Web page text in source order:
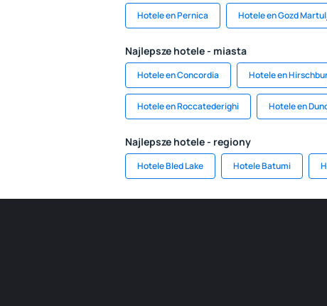
Hotele en Pernica Hotele en Gozd
Najlepsze hotele - miasta
Hotele en Concordia Hotele en
Hotele en Roccatederighi Hotele en
Najlepsze hotele - regiony
Hotele Bled Lake Hotele Batumi